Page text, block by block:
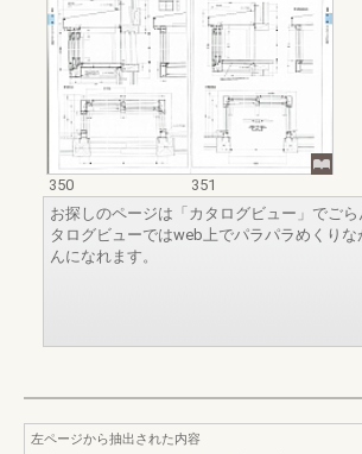
350
351
お探しのページは「カタログビュー」でご
タログビューではweb上でパラパラめくりな
んになれます。
左ページから抽出された内容